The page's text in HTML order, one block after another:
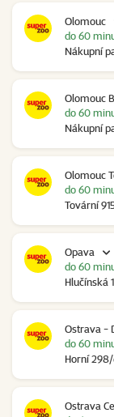
Olomouc
Nákupní
do 60
Olomouc
Nákupní
do 60
Olomouc
Tovární
do 60
Opava
Hlučínská
do 60
Ostrava -
Horní
do 60
Ostrava